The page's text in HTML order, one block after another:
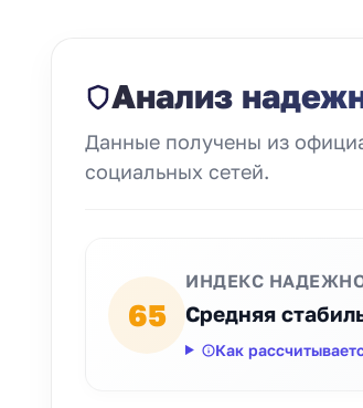
Анализ
Данные получены из
социальных сетей.
65
ИНДЕКС
Средняя
Как